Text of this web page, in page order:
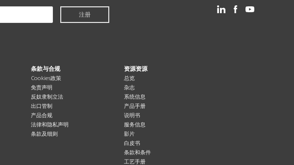
注册
条款与合规
Cookies政策
免责声明
反奴隶制立法
出口管制
产品合规
法律和隐私声明
条款及细则
资源资源
总览
杂志
系统信息
产品手册
说明书
服务信息
影片
白皮书
条款和条件
工艺手册